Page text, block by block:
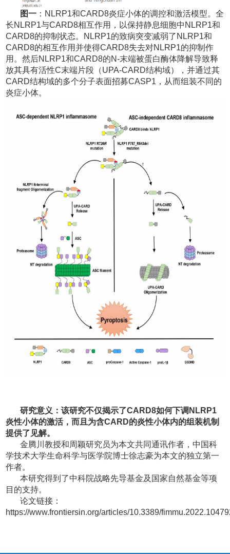
图一 ： NLRP1和CARD8炎症小体的调控和激活模型。全
长NLRP1与CARD8相互作用，以保持静息细胞中 NLRP1和
CARD8的抑制状态。 NLRP1的致病突变减弱了 NLRP1和
CARD8的相互作用并使得CARD8失去对NLRP1的抑制作
用。然后NLRP1和CARD8的N-末端被蛋白酶体降解导致释
放其具有活性C末端片段（UPA-CARD结构域），并通过其
CARD结构域的多个分子表面招募CASP1 ，从而组装不同的
炎症小体。
研究意义：该研究不仅揭示了CARD8如何下调 NLRP1
炎性小体的激活，而且为含CARD的炎性小体内的组装机制
提供了见解。
金腾川教授和周颖研究员为本文共同通讯作者，中国科
学技术大学生命科学与医学院博士徐志豪为本文的独立第一
作者。
本研究得到了中科院战略先导基金及国家自然基金等项
目的支持。
论文链接：
https://www.frontiersin.org/articles/10.3389/